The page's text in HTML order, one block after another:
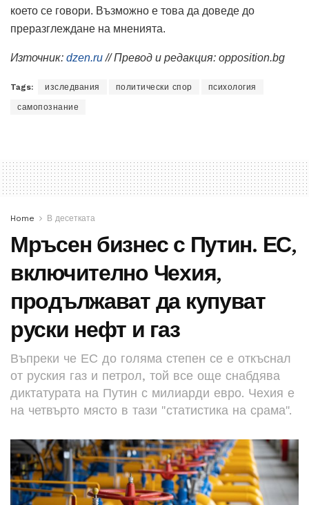
което се говори. Възможно е това да доведе до
преразглеждане на мненията.
Източник: dzen.ru// Превод и редакция: opposition.bg
Tags: изследвания политически спор психология
самопознание
Home В десетката
Мръсен бизнес с Путин. ЕС,
включително Чехия,
продължават да купуват
руски нефт и газ
Въпреки че ЕС до голяма степен се е откъснал
от руския газ и петрол, той все още снабдява
диктатурата на Путин с милиарди евро. Чехия е
на четвърто място в тази "статистика на срама".